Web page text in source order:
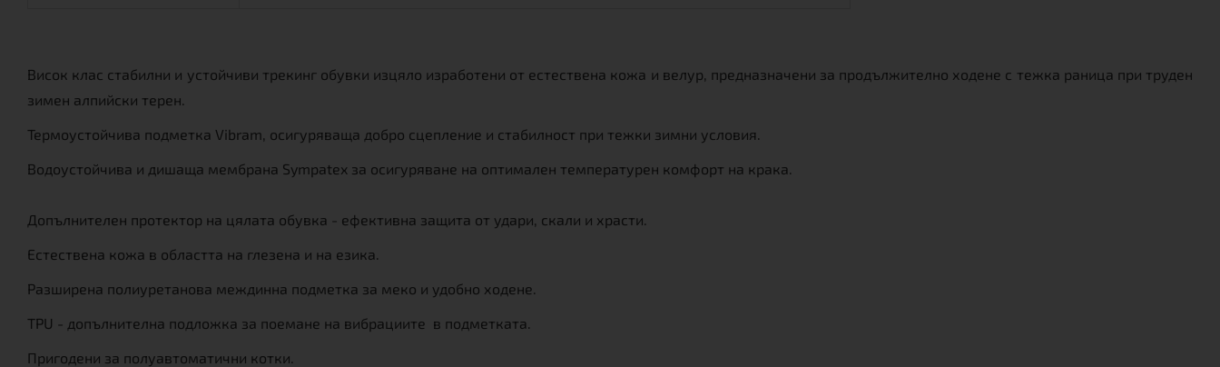
Висок клас стабилни и устойчиви трекинг обувки изцяло изработени от естествена кожа и велур, предназначени за продължително ходене с тежка раница при труден
зимен алпийски терен.
Термоустойчива подметка Vibram, осигуряваща добро сцепление и стабилност при тежки зимни условия.
Водоустойчива и дишаща мембрана Sympatex за осигуряване на оптимален температурен комфорт на крака.
Допълнителен протектор на цялата обувка - ефективна защита от удари, скали и храсти.
Естествена кожа в областта на глезена и на езика.
Разширена полиуретанова междинна подметка за меко и удобно ходене.
TPU - допълнителна подложка за поемане на вибрациите в подметката.
Пригодени за полуавтоматични котки.